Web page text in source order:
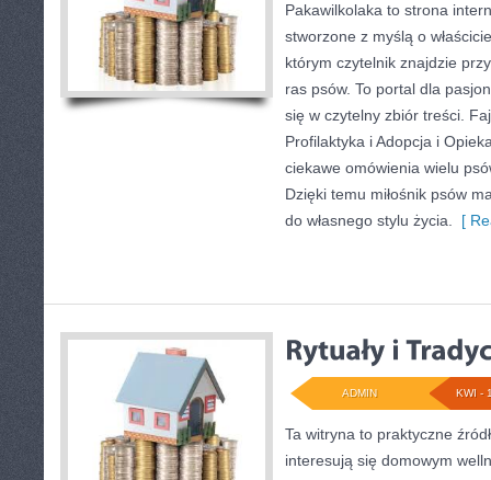
Pakawilkolaka to strona
stworzone z myślą o
którym czytelnik znajdzie
ras psów. To portal dla
się w czytelny zbiór treści.
Profilaktyka i Adopcja i
ciekawe omówienia wielu
Dzięki temu miłośnik psów
do własnego stylu życia.
[
KWI -
ADMIN
Ta witryna to praktyczne
interesują się domowym